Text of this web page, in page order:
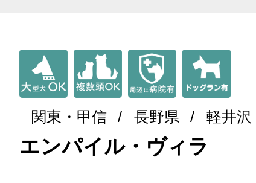
関東・甲信 長野県 軽井沢
エンパイル・ヴィラ